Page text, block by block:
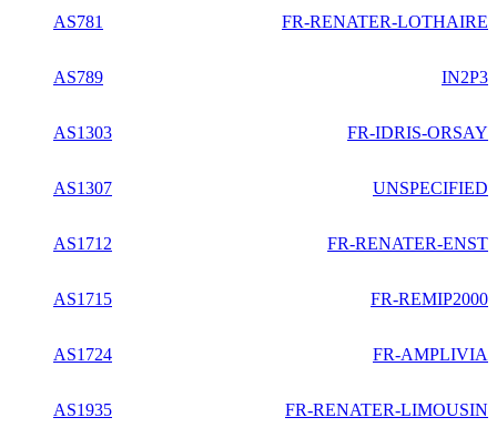
AS781 FR-RENATER-LOTHAIRE
AS789 IN2P3
AS1303 FR-IDRIS-ORSAY
AS1307 UNSPECIFIED
AS1712 FR-RENATER-ENST
AS1715 FR-REMIP2000
AS1724 FR-AMPLIVIA
AS1935 FR-RENATER-LIMOUSIN